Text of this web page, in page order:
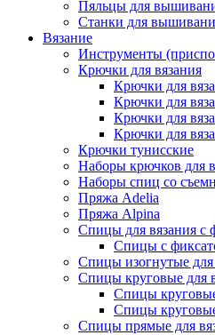
Пяльцы для
Станки для
Вязание
Инструменты
Крючки для вязания
Крючки для
Крючки для
Крючки для
Крючки для
Крючки тунисские
Наборы крючков для
Наборы спиц со
Пряжа Adelia
Пряжа Alpina
Спицы для вязания с
Спицы с
Спицы изогнутые для
Спицы круговые для
Спицы
Спицы
Спицы прямые для